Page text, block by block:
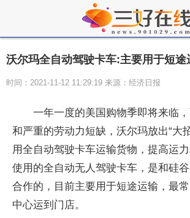
沃尔玛全自动驾驶卡车:主要用于短途
时间：2021-11-12 11:29:19 来源：经济日报
一年一度的美国购物季即将来临
和严重的劳动力短缺，沃尔玛放出“大
用全自动驾驶卡车运输货物，提高运
使用的全自动无人驾驶卡车，是和硅
合作的，目前主要用于短途运输，最
中心运到门店。